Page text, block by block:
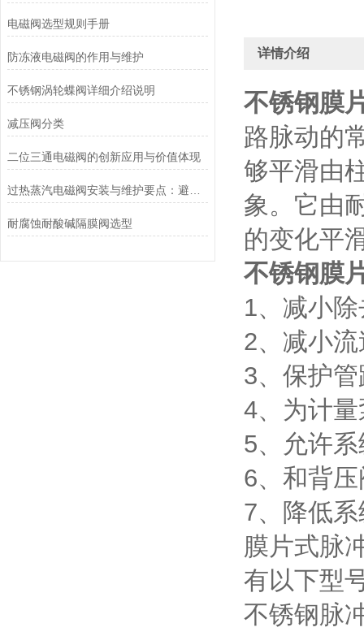
电磁阀选型规则手册
防冻液电磁阀的作用与维护
不锈钢涡轮蝶阀详细介绍说明
减压阀分类
二位三通电磁阀的创新应用与价值体现
耐腐蚀耐酸碱隔膜阀选型
详情介绍
不锈钢膜
路脉动的
够平滑由
象。它由
的变化平
不锈钢膜
1、减小
2、减小
3、保护
4、为计
5、允许
6、和背
7、降低
膜片式脉
有以下型
不锈钢脉